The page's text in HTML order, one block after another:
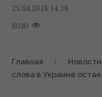
25.04.2018 14:18
8040
Главная Новости
слова в Украине